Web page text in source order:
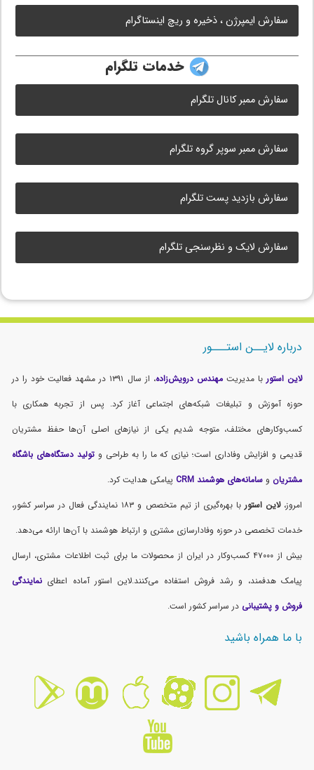
سفارش ایمپرژن ، ذخیره و ریچ اینستاگرام
خدمات تلگرام
سفارش ممبر کانال تلگرام
سفارش ممبر سوپر گروه تلگرام
سفارش بازدید پست تلگرام
سفارش لایک و نظرسنجی تلگرام